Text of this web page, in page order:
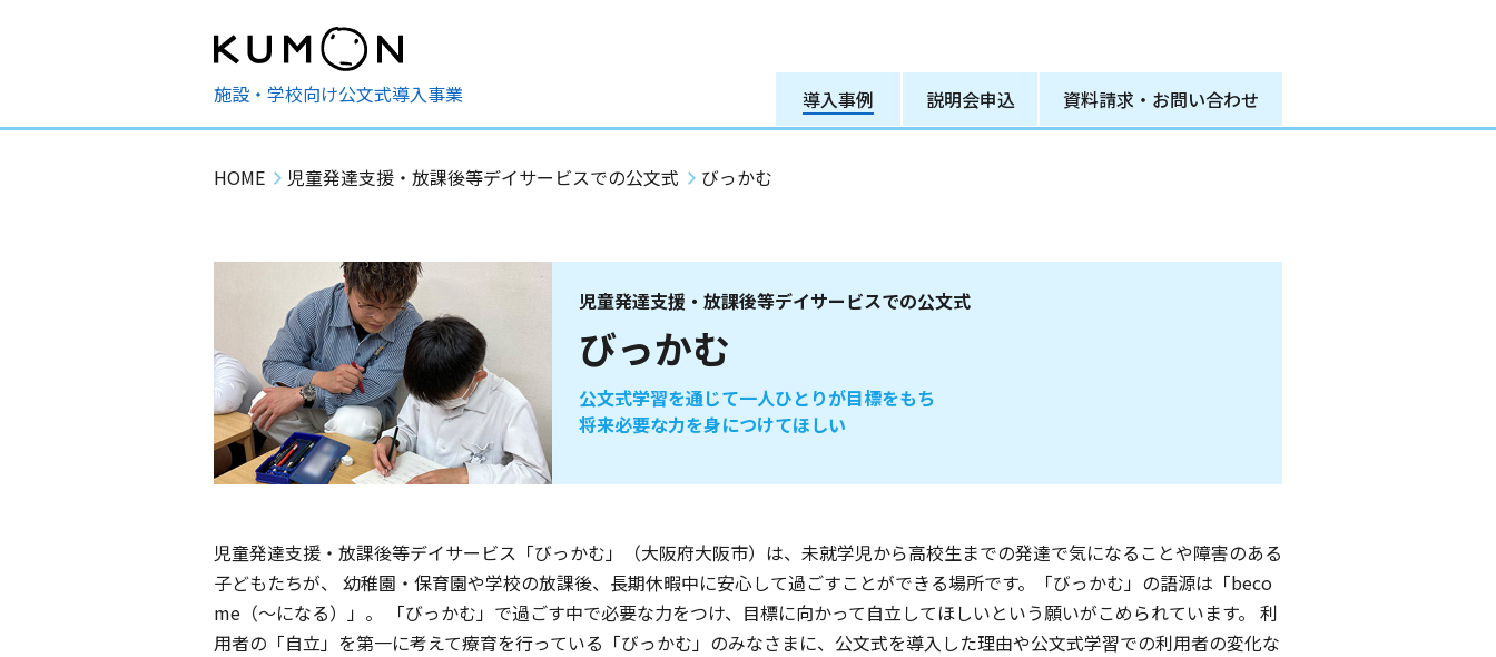
施設・学校向け公文式導入事業 導入事例 説明会申込 資料請求 ・ お問い合わせ
HOME 児童発達支援・放課後等デイサービスでの公文式 びっかむ
児童発達支援・放課後等デイサービスでの公文式
びっかむ
公文式学習を通じて一人ひとりが目標をもち
将来必要な力を身につけてほしい
児童発達支援・放課後等デイサービス「びっかむ」（大阪府大阪市）は、未就学児から高校生までの発達で気になることや障害のある
子どもたちが、 幼稚園・保育園や学校の放課後、長期休暇中に安心して過ごすことができる場所です。「びっかむ」の語源は「beco
me（～になる）」。 「びっかむ」で過ごす中で必要な力をつけ、目標に向かって自立してほしいという願いがこめられています。 利
用者の「自立」を第一に考えて療育を行っている「びっかむ」のみなさまに、公文式を導入した理由や公文式学習での利用者の変化な